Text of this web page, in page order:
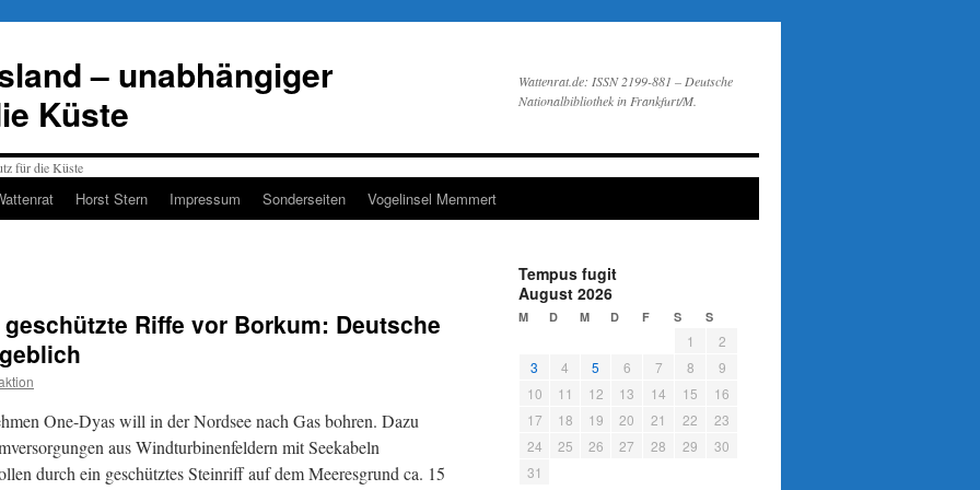
– unabhängiger
Küste
Wattenrat.de: ISSN 2199-881 – Deutsche
Nationalbibliothek in Frankfurt/M.
Horst Stern Impressum Sonderseiten Vogelinsel Memmert
Riffe vor Borkum: Deutsche
One-Dyas will in der Nordsee nach Gas bohren. Dazu
aus Windturbinenfeldern mit Seekabeln
durch ein geschütztes Steinriff auf dem Meeresgrund ca. 15
Tempus fugit
August 2026
M D M D F S S
1
2
3
4 5 6 7 8
9
10
11 12 13 14 15
16
17
18 19 20 21 22
23
24
25 26 27 28 29
30
31